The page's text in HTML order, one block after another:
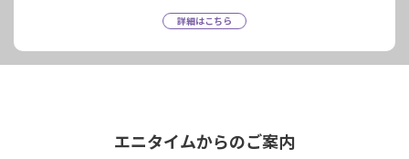
詳細はこちら
エニタイムからのご案内